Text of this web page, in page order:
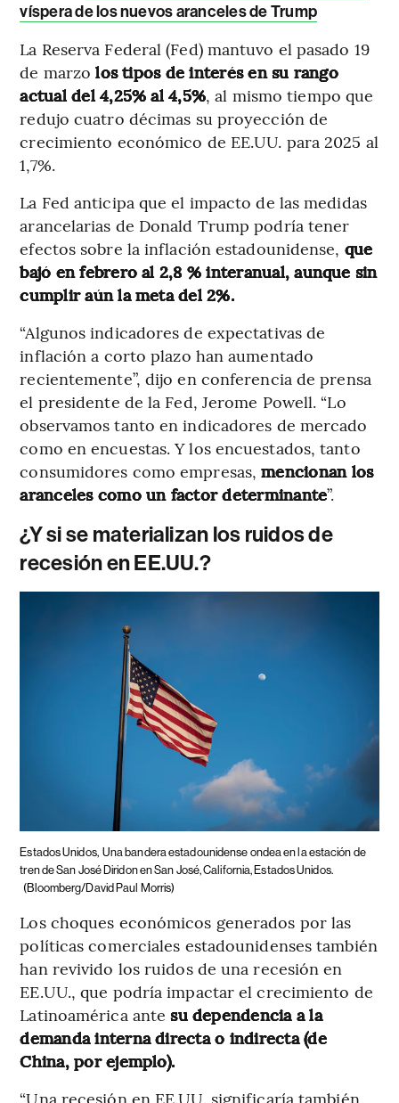
víspera de los nuevos aranceles de Trump
La Reserva Federal (Fed) mantuvo el pasado 19
de marzolos tipos de interés en su rango
actual del 4,25% al 4,5%, al mismo tiempo que
redujo cuatro décimas su proyección de
crecimiento económico de EE.UU. para 2025 al
1,7%.
La Fed anticipa que el impacto de las medidas
arancelarias de Donald Trump podría tener
efectos sobre la inflación estadounidense, que
bajó en febrero al 2,8 % interanual, aunque sin
cumplir aún la meta del 2%.
“Algunos indicadores de expectativas de
inflación a corto plazo han aumentado
recientemente”, dijo en conferencia de prensa
el presidente de la Fed, Jerome Powell. “Lo
observamos tanto en indicadores de mercado
como en encuestas. Y los encuestados, tanto
consumidores como empresas,mencionan los
aranceles como un factor determinante”.
¿Y si se materializan los ruidos de
recesión en EE.UU.?
Estados Unidos, Una bandera estadounidense ondea en la estación de
tren de San José Diridon en San José, California, Estados Unidos.
(Bloomberg/David Paul Morris)
Los choques económicos generados por las
políticas comerciales estadounidenses también
han revivido los ruidos de una recesión en
EE.UU., que podría impactar el crecimiento de
Latinoamérica antesu dependencia a la
demanda interna directa o indirecta (de
China, por ejemplo).
“Una recesión en EE.UU. significaría también